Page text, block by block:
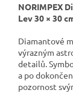
NORIMPEX
Lev 30 × 30
Diamantové
výrazným
detailů.
a po
pozornost